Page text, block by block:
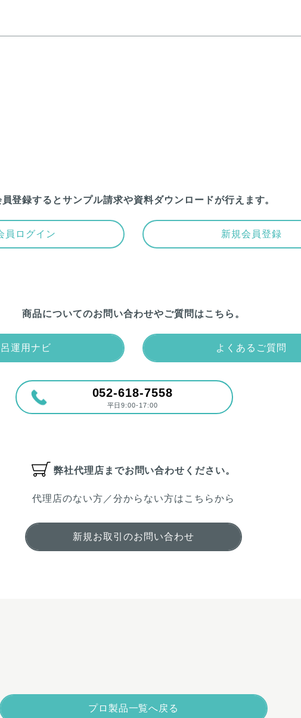
員登録するとサンプル請求や資料ダウンロードが行えます。
員ログイン 新規会員登録
商品についてのお問い合わせやご質問はこちら。
運用ナビ よくあるご質問
052-618-7558
平日9:00-17:00
弊社代理店までお問い合わせください。
代理店のない方／分からない方はこちらから
新規お取引のお問い合わせ
プロ製品一覧へ戻る